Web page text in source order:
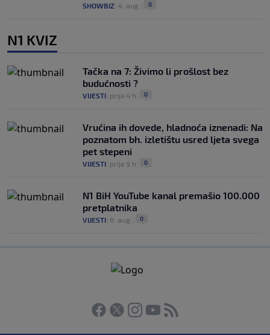
SHOWBIZ 4. aug. 0
N1 KVIZ
Tačka na 7: Živimo li prošlost bez
budućnosti ?
VIJESTI prije 4 h 0
Vrućina ih dovede, hladnoća iznenadi: Na
poznatom bh. izletištu usred ljeta svega
pet stepeni
VIJESTI prije 9 h 0
N1 BiH YouTube kanal premašio 100.000
pretplatnika
VIJESTI 6. aug. 0